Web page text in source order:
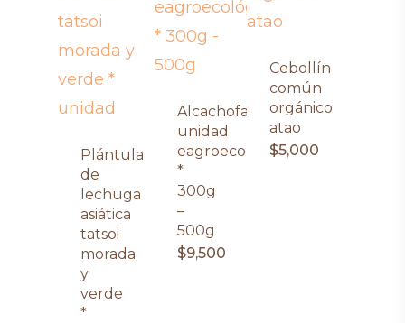
Plántula
de
lechuga
asiática
tatsoi
morada
y
verde
*
Alcachofa
unidad
eagroecológica
*
300g
–
500g
$9,500
Cebollín
común
orgánico
atao
$5,000